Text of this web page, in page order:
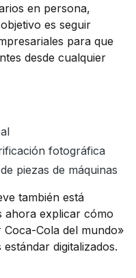
en persona,
es seguir
para que
desde cualquier
fotográfica
piezas de máquinas
también está
ahora explicar cómo
Cola del mundo»
digitalizados.